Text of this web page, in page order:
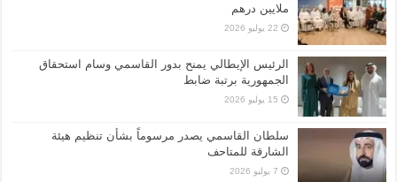
ملايين درهم
22 يوليو 2026
الرئيس الإيطالي يمنح بدور القاسمي وسام استحقاق
الجمهورية برتبة ضابط
15 يوليو 2026
سلطان القاسمي يصدر مرسوماً بشأن تنظيم هيئة
الشارقة للمتاحف
7 يوليو 2026